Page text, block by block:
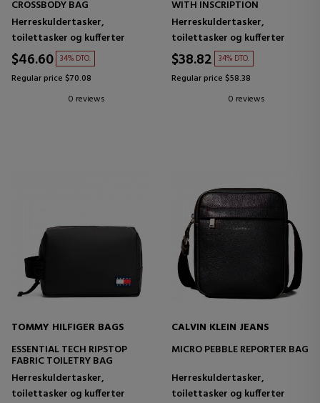
CROSSBODY BAG
Herreskuldertasker,
toilettasker og kufferter
$46.60 34% DTO.
Regular price $70.08
0 reviews
WITH INSCRIPTION
Herreskuldertasker,
toilettasker og kufferter
$38.82 34% DTO.
Regular price $58.38
0 reviews
TOMMY HILFIGER BAGS
ESSENTIAL TECH RIPSTOP
FABRIC TOILETRY BAG
Herreskuldertasker,
toilettasker og kufferter
CALVIN KLEIN JEANS
MICRO PEBBLE REPORTER BAG
Herreskuldertasker,
toilettasker og kufferter